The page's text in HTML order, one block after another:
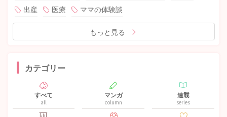
出産
医療 ママの体験談
もっと見る
カテゴリー
すべて
all
マンガ
column
連載
series